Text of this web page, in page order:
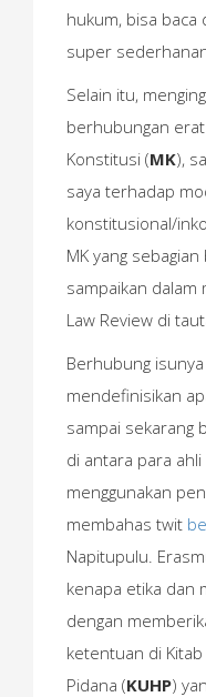
hukum, bisa baca
super
Selain itu,
berhubungan
Konstitusi (MK),
saya terhadap
konstitusional/
MK yang
sampaikan dalam
Law Review di
Berhubung
mendefinisikan
sampai sekarang
di antara para
menggunakan
membahas twit
Napitupulu.
kenapa etika dan
dengan
ketentuan di
Pidana (KUHP)